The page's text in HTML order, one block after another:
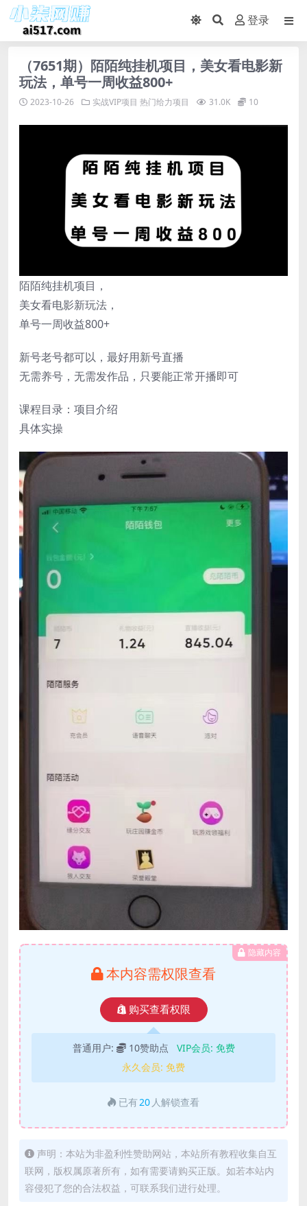
登录
（7651期）陌陌纯挂机项目，美女看电影新
玩法，单号一周收益800+
2023-10-26 实战VIP项目 热门给力项目 31.0K 10
陌陌纯挂机项目，
美女看电影新玩法，
单号一周收益800+
新号老号都可以，最好用新号直播
无需养号，无需发作品，只要能正常开播即可
课程目录：项目介绍
具体实操
隐藏内容
本内容需权限查看
购买查看权限
普通用户: 10赞助点 VIP会员: 免费
永久会员: 免费
已有 20 人解锁查看
声明：本站为非盈利性赞助网站，本站所有教程收集自互
联网，版权属原著所有，如有需要请购买正版。如若本站内
容侵犯了您的合法权益，可联系我们进行处理。